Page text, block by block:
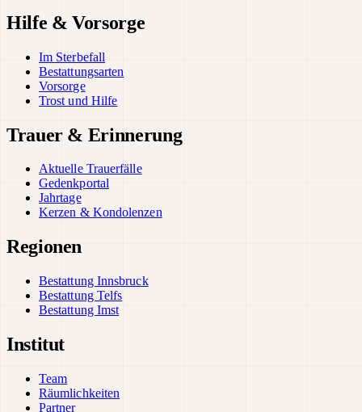
Hilfe & Vorsorge
Im Sterbefall
Bestattungsarten
Vorsorge
Trost und Hilfe
Trauer & Erinnerung
Aktuelle Trauerfälle
Gedenkportal
Jahrtage
Kerzen & Kondolenzen
Regionen
Bestattung Innsbruck
Bestattung Telfs
Bestattung Imst
Institut
Team
Räumlichkeiten
Partner